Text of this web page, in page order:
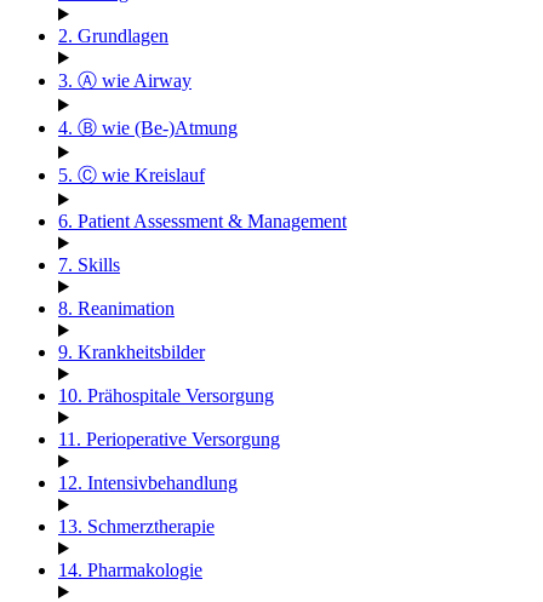
2. Grundlagen
3. Ⓐ wie Airway
4. Ⓑ wie (Be-)Atmung
5. Ⓒ wie Kreislauf
6. Patient Assessment & Management
7. Skills
8. Reanimation
9. Krankheitsbilder
10. Prähospitale Versorgung
11. Perioperative Versorgung
12. Intensivbehandlung
13. Schmerztherapie
14. Pharmakologie